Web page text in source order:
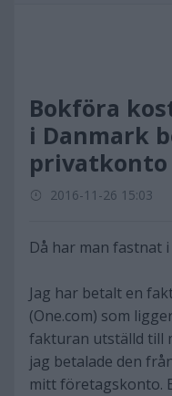
Bokföra
i Danmark
privatkonto
2016-11-26 15:03
Då har man fastnat
Jag har betalt en
(One.com) som
fakturan utställd till
jag betalade den
mitt företagskonto.